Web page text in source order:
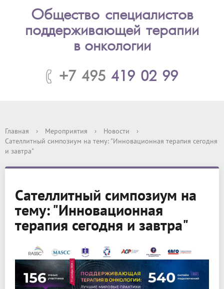
Общество специалистов
поддерживающей терапии
в онкологии
+7 495 419 02 99
Главная › Мероприятия › Новости
›
Сателлитный симпозиум на тему: "Инновационная терапия сегодня
и завтра"
Сателлитный симпозиум на
тему: "Инновационная
терапия сегодня и завтра"